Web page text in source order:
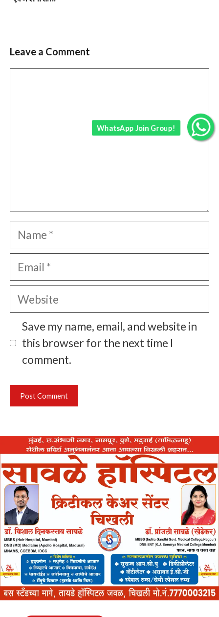
Leave a Comment
Name
Email
Website
Save my name, email, and website in
this browser for the next time I
comment.
WhatsApp Join Group!